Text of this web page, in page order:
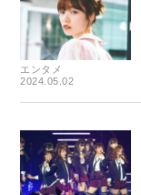
エンタメ
2024.05.02